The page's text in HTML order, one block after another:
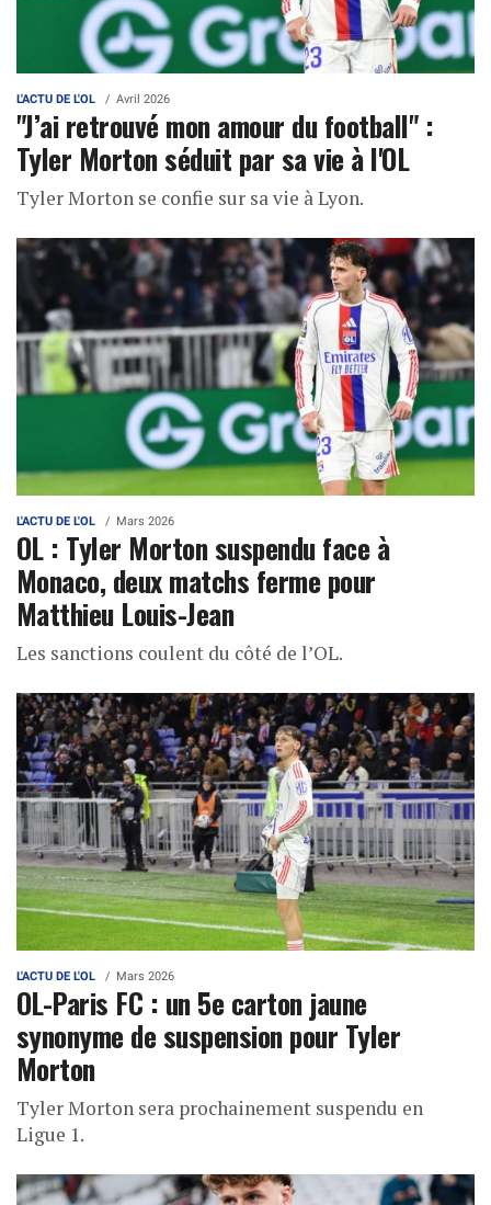
L'ACTU DE L'OL Avril 2026
"J’ai retrouvé mon amour du football" :
Tyler Morton séduit par sa vie à l'OL
Tyler Morton se confie sur sa vie à Lyon.
L'ACTU DE L'OL Mars 2026
OL : Tyler Morton suspendu face à
Monaco, deux matchs ferme pour
Matthieu Louis-Jean
Les sanctions coulent du côté de l’OL.
L'ACTU DE L'OL Mars 2026
OL-Paris FC : un 5e carton jaune
synonyme de suspension pour Tyler
Morton
Tyler Morton sera prochainement suspendu en
Ligue 1.